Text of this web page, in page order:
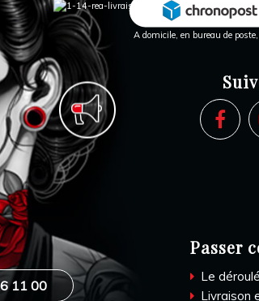
A domicile, en bureau de
11 00
Passer
Le
Livraison